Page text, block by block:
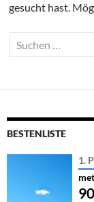
gesucht hast.
Suchen
nach:
BESTENLISTE
1.